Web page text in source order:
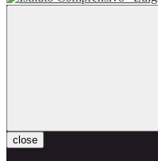
close